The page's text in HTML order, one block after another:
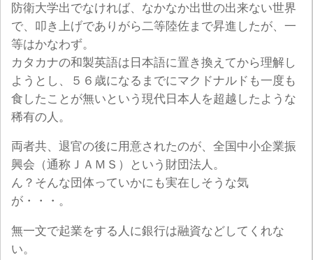
防衛大学出でなければ、なかなか出世の出来ない世界
で、叩き上げでありがら二等陸佐まで昇進したが、一
等はかなわず。
カタカナの和製英語は日本語に置き換えてから理解し
ようとし、５６歳になるまでにマクドナルドも一度も
食したことが無いという現代日本人を超越したような
稀有の人。
両者共、退官の後に用意されたのが、全国中小企業振
興会（通称ＪＡＭＳ）という財団法人。
ん？そんな団体っていかにも実在しそうな気
が・・・。
無一文で起業をする人に銀行は融資などしてくれな
い。